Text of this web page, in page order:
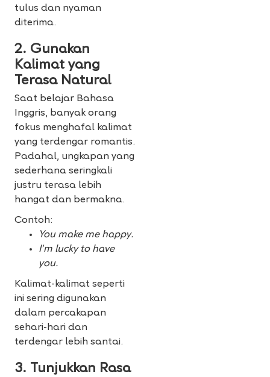
tulus dan nyaman
diterima.
2. Gunakan
Kalimat yang
Terasa Natural
Saat belajar Bahasa
Inggris, banyak orang
fokus menghafal kalimat
yang terdengar romantis.
Padahal, ungkapan yang
sederhana seringkali
justru terasa lebih
hangat dan bermakna.
Contoh:
You make me happy.
I’m lucky to have
you.
Kalimat-kalimat seperti
ini sering digunakan
dalam percakapan
sehari-hari dan
terdengar lebih santai.
3. Tunjukkan Rasa